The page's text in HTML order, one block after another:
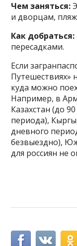
Чем заняться:
и дворцам,
Как добраться:
пересадками.
Если
Путешествиях»
куда можно
Например, в
Казахстан (до
периода),
дневного
безвыездно),
для россиян не